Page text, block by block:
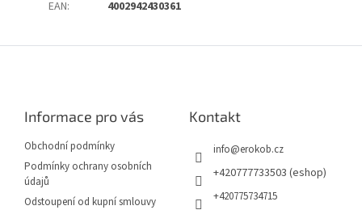
EAN: 4002942430361
Informace pro vás
Obchodní podmínky
Podmínky ochrany osobních
údajů
Odstoupení od kupní smlouvy
Kontakt
info@erokob.cz
+420777733503 (eshop)
+420775734715